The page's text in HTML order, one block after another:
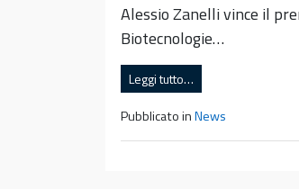
Alessio Zanelli vince il
Biotecnologie…
Leggi tutto…
Pubblicato inNews